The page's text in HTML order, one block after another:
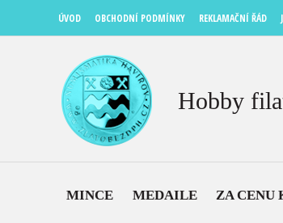
ÚVOD OBCHODNÍ PODMÍNKY REKLAMAČNÍ ŘÁD
Hobby
MINCE MEDAILE ZA CENU